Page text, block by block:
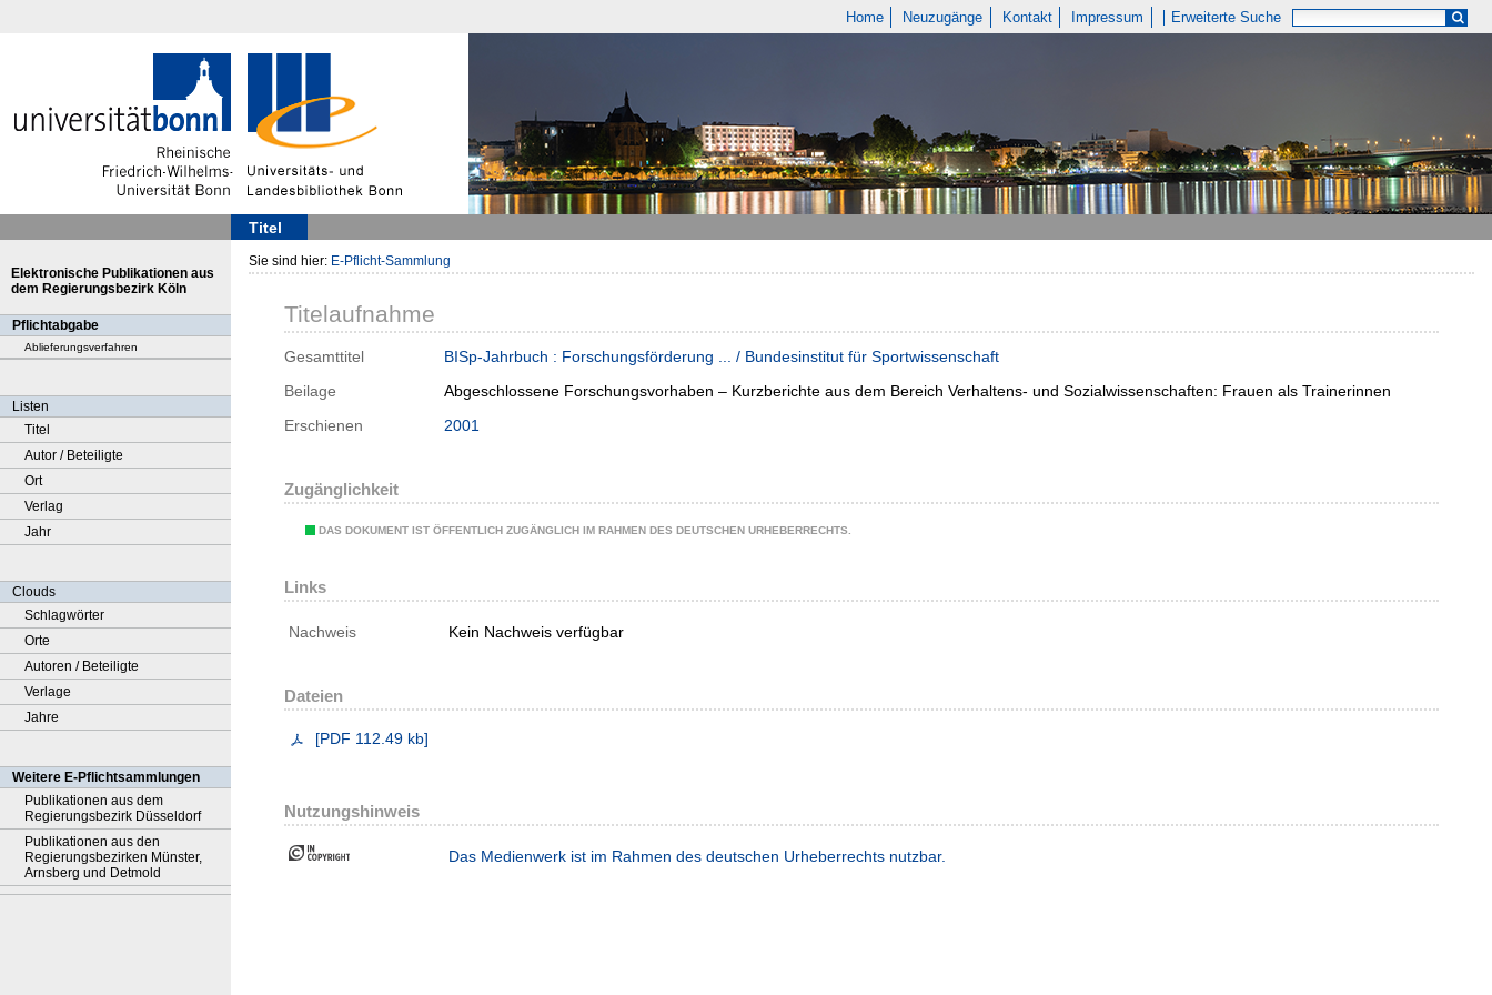
Home Neuzugänge Kontakt Impressum Erweiterte Suche
Titel
Elektronische Publikationen aus
dem Regierungsbezirk Köln
Pflichtabgabe
Ablieferungsverfahren
Listen
Titel
Autor / Beteiligte
Ort
Verlag
Jahr
Clouds
Schlagwörter
Orte
Autoren / Beteiligte
Verlage
Jahre
Weitere E-Pflichtsammlungen
Publikationen aus dem
Regierungsbezirk Düsseldorf
Publikationen aus den
Regierungsbezirken Münster,
Arnsberg und Detmold
Sie sind hier: E-Pflicht-Sammlung
Titelaufnahme
Gesamttitel
BISp-Jahrbuch : Forschungsförderung ... / Bundesinstitut für Sportwissenschaft
Beilage
Abgeschlossene Forschungsvorhaben – Kurzberichte aus dem Bereich Verhaltens- und Sozialwissenschaften: Frauen als Trainerinnen
Erschienen
2001
Zugänglichkeit
DAS DOKUMENT IST ÖFFENTLICH ZUGÄNGLICH IM RAHMEN DES DEUTSCHEN URHEBERRECHTS.
Links
Nachweis Kein Nachweis verfügbar
Dateien
[PDF 112.49 kb]
Nutzungshinweis
Das Medienwerk ist im Rahmen des deutschen Urheberrechts nutzbar.